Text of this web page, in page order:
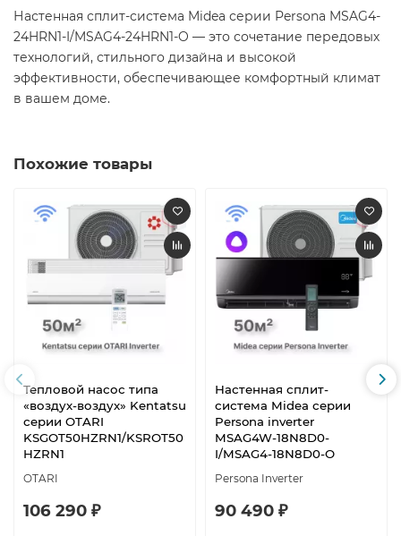
Настенная сплит-система Midea серии Persona MSAG4-
24HRN1-I/MSAG4-24HRN1-O — это сочетание передовых
технологий, стильного дизайна и высокой
эффективности, обеспечивающее комфортный климат
в вашем доме.​
Похожие товары
Тепловой насос типа
«воздух-воздух» Kentatsu
серии OTARI
KSGOT50HZRN1/KSROT50
HZRN1
OTARI
106 290 ₽
Настенная сплит-
система Midea серии
Persona inverter
MSAG4W-18N8D0-
I/MSAG4-18N8D0-O
Persona Inverter
90 490 ₽